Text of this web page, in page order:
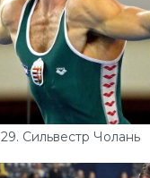
29. Сильвестр Чолань